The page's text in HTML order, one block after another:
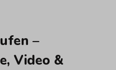
–
Video &